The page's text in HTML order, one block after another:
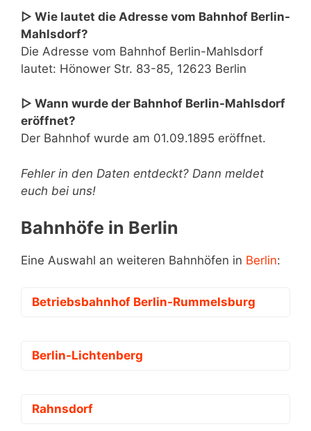
▷ Wie lautet die Adresse vom Bahnhof Berlin-
Mahlsdorf?
Die Adresse vom Bahnhof Berlin-Mahlsdorf
lautet: Hönower Str. 83-85, 12623 Berlin
▷ Wann wurde der Bahnhof Berlin-Mahlsdorf
eröffnet?
Der Bahnhof wurde am 01.09.1895 eröffnet.
Fehler in den Daten entdeckt? Dann meldet
euch bei uns!
Bahnhöfe in Berlin
Eine Auswahl an weiteren Bahnhöfen in Berlin:
Betriebsbahnhof Berlin-Rummelsburg
Berlin-Lichtenberg
Rahnsdorf